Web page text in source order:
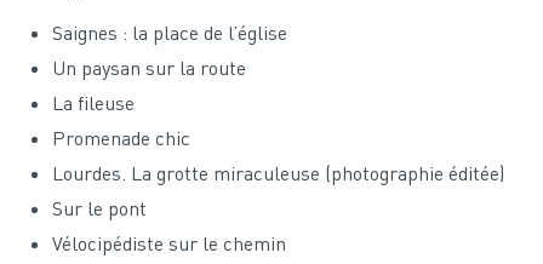
Saignes : la place de l’église
Un paysan sur la route
La fileuse
Promenade chic
Lourdes. La grotte miraculeuse (photographie éditée)
Sur le pont
Vélocipédiste sur le chemin